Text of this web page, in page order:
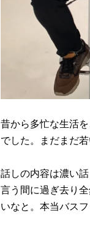
昔から多忙な生活
でした。まだまだ
話しの内容は濃い
言う間に過ぎ去り
いなと。本当バス